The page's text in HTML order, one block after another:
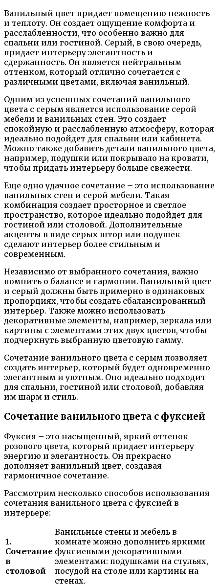
Ванильный цвет придает помещению нежность
и теплоту. Он создает ощущение комфорта и
расслабленности, что особенно важно для
спальни или гостиной. Серый, в свою очередь,
придает интерьеру элегантность и
сдержанность. Он является нейтральным
оттенком, который отлично сочетается с
различными цветами, включая ванильный.
Одним из успешных сочетаний ванильного
цвета с серым является использование серой
мебели и ванильных стен. Это создает
спокойную и расслабленную атмосферу, которая
идеально подойдет для спальни или кабинета.
Можно также добавить детали ванильного цвета,
например, подушки или покрывало на кровати,
чтобы придать интерьеру больше свежести.
Еще одно удачное сочетание – это использование
ванильных стен и серой мебели. Такая
комбинация создает просторное и светлое
пространство, которое идеально подойдет для
гостиной или столовой. Дополнительные
акценты в виде серых штор или подушек
сделают интерьер более стильным и
современным.
Независимо от выбранного сочетания, важно
помнить о балансе и гармонии. Ванильный цвет
и серый должны быть примерно в одинаковых
пропорциях, чтобы создать сбалансированный
интерьер. Также можно использовать
декоративные элементы, например, зеркала или
картины с элементами этих двух цветов, чтобы
подчеркнуть выбранную цветовую гамму.
Сочетание ванильного цвета с серым позволяет
создать интерьер, который будет одновременно
элегантным и уютным. Оно идеально подходит
для спальни, гостиной или столовой, добавляя
им шарм и стиль.
Сочетание ванильного цвета с фуксией
Фуксия – это насыщенный, яркий оттенок
розового цвета, который придает интерьеру
энергию и элегантность. Он прекрасно
дополняет ванильный цвет, создавая
гармоничное сочетание.
Рассмотрим несколько способов использования
сочетания ванильного цвета с фуксией в
интерьере:
1.
Сочетание
в
столовой
Ванильные стены и мебель в
комнате можно дополнить яркими
фуксиевыми декоративными
элементами: подушками на стульях,
посудой на столе или картины на
стенах.